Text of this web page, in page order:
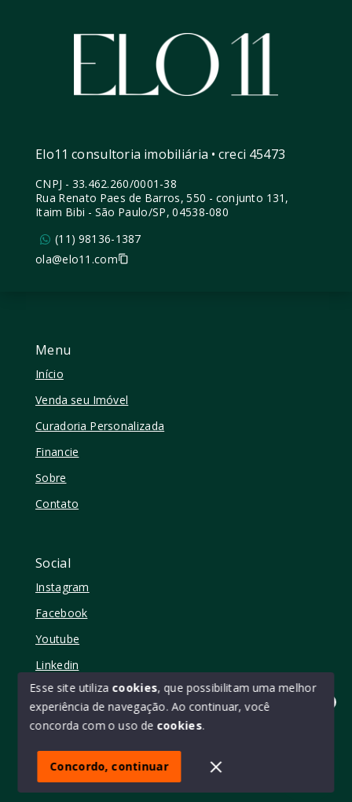
Olá! quer mudar de casa?
Menu
Início
Venda seu Imóvel
Curadoria Personalizada
Financie
Sobre
Contato
Social
Instagram
Facebook
Youtube
Linkedin
© Copyright 2026 - Elo11 consultoria imobiliária • creci
SITE PARA IMOBILIARIA
Elo11 consultoria imobiliária • creci 45473
CNPJ - 33.462.260/0001-38
Rua Renato Paes de Barros, 550 - conjunto 131,
Itaim Bibi - São Paulo/SP, 04538-080
(11) 98136-1387
ola@elo11.com
Esse site utiliza cookies, que possibilitam uma melhor
experiência de navegação. Ao continuar, você
concorda com o uso de cookies.
Concordo, continuar